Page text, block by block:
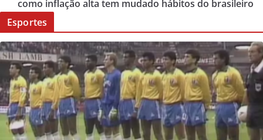
como inflação alta tem mudado hábitos do brasileiro
Esportes